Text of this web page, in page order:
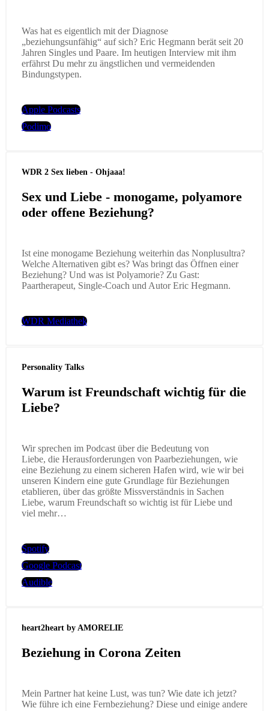
Was hat es eigentlich mit der Diagnose
„beziehungsunfähig“ auf sich? Eric Hegmann berät seit 20
Jahren Singles und Paare. Im heutigen Interview mit ihm
erfährst Du mehr zu ängstlichen und vermeidenden
Bindungstypen.
Apple Podcasts
Podimo
WDR 2 Sex lieben - Ohjaaa!
Sex und Liebe - monogame, polyamore
oder offene Beziehung?
Ist eine monogame Beziehung weiterhin das Nonplusultra?
Welche Alternativen gibt es? Was bringt das Öffnen einer
Beziehung? Und was ist Polyamorie? Zu Gast:
Paartherapeut, Single-Coach und Autor Eric Hegmann.
WDR Mediathek
Personality Talks
Warum ist Freundschaft wichtig für die
Liebe?
Wir sprechen im Podcast über die Bedeutung von
Liebe, die Herausforderungen von Paarbeziehungen, wie
eine Beziehung zu einem sicheren Hafen wird, wie wir bei
unseren Kindern eine gute Grundlage für Beziehungen
etablieren, über das größte Missverständnis in Sachen
Liebe, warum Freundschaft so wichtig ist für Liebe und
viel mehr…
Spotify
Google Podcast
Audible
heart2heart by AMORELIE
Beziehung in Corona Zeiten
Mein Partner hat keine Lust, was tun? Wie date ich jetzt?
Wie führe ich eine Fernbeziehung? Diese und einige andere